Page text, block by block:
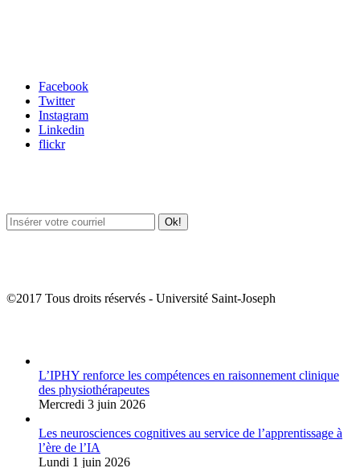
Facebook
Twitter
Instagram
Linkedin
flickr
©2017 Tous droits réservés - Université Saint-Joseph
L’IPHY renforce les compétences en raisonnement clinique
des physiothérapeutes
Mercredi 3 juin 2026
Les neurosciences cognitives au service de l’apprentissage à
l’ère de l’IA
Lundi 1 juin 2026